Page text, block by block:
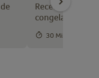
Receta de
congeladas y
30 Minutos